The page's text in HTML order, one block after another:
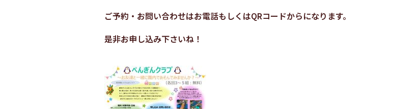
ご予約・お問い合わせはお電話もしくはQRコードからになります。
是非お申し込み下さいね！